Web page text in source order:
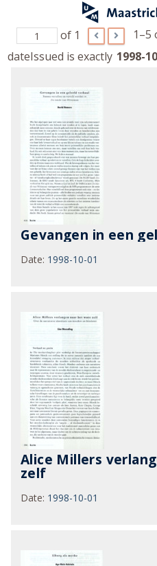
of 1 1–5
dateIssued is exactly 1998-
Gevangen in een
Date: 1998-10-01
Alice Millers
zelf
Date: 1998-10-01